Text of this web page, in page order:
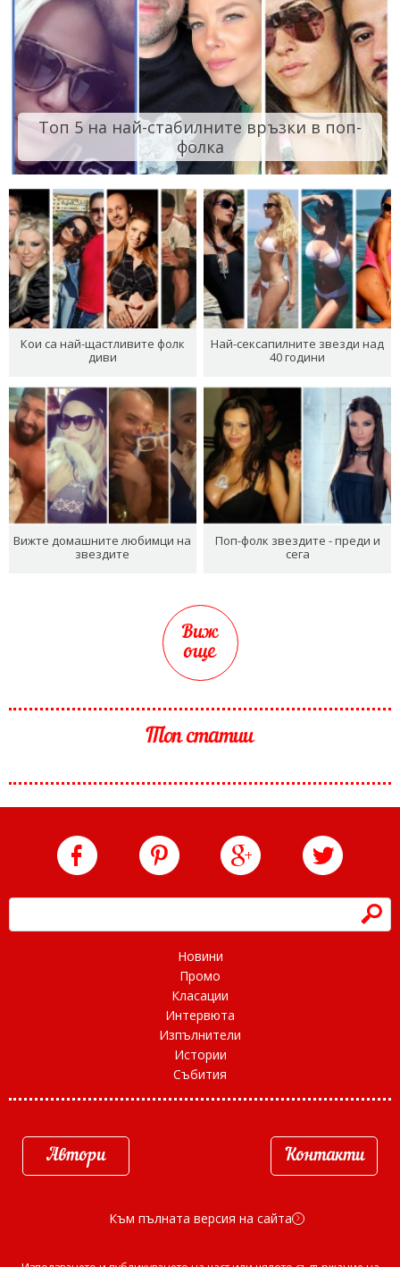
Топ 5 на най-стабилните връзки в поп-
фолка
Кои са най-щастливите фолк
диви
Най-сексапилните звезди над
40 години
Вижте домашните любимци на
звездите
Поп-фолк звездите - преди и
сега
Виж
още
Топ статии
h
Новини
Промо
Класации
Интервюта
Изпълнители
Истории
Събития
Автори Контакти
Към пълната версия на сайта d